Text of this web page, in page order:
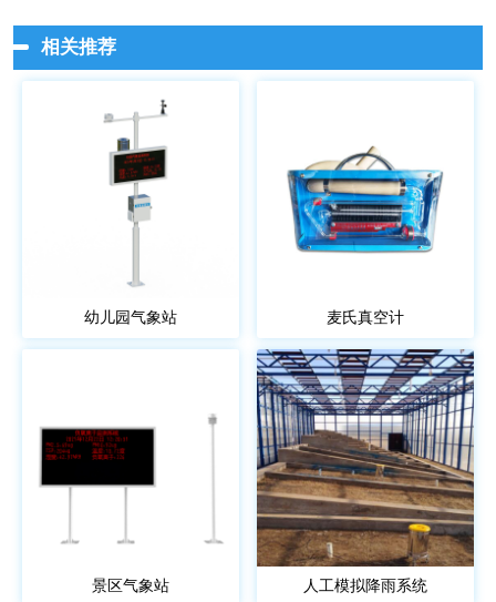
相关推荐
幼儿园气象站 麦氏真空计
景区气象站 人工模拟降雨系统